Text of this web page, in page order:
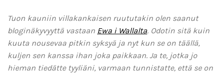
Tuon kauniin villakankaisen ruututakin olen saanut
bloginäkyvyyttä vastaan Ewa i Wallalta. Odotin sitä kuin
kuuta nousevaa pitkin syksyä ja nyt kun se on täällä,
kuljen sen kanssa ihan joka paikkaan. Ja te, jotka jo
hieman tiedätte tyyliäni, varmaan tunnistatte, että se on